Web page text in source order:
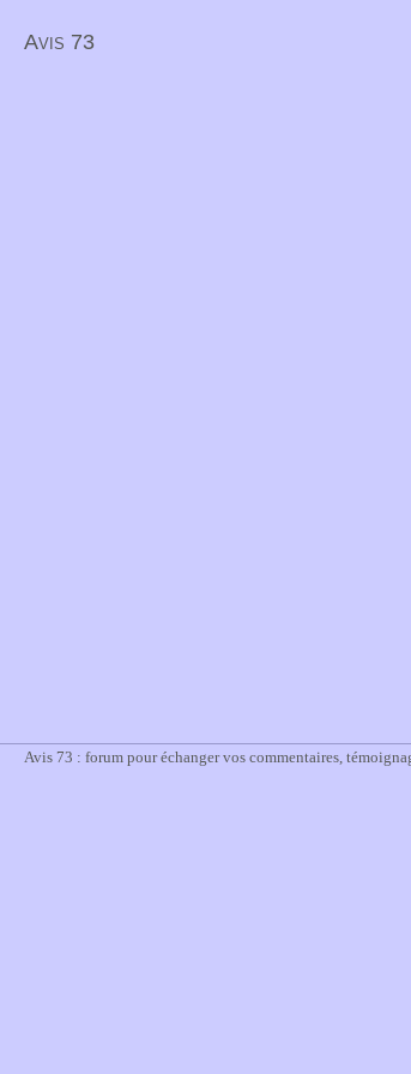
Avis 73
Avis 73 : forum pour échanger vos commentaires,